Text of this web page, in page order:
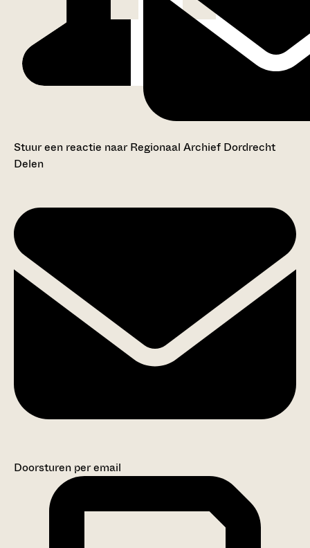
Stuur een reactie naar Regionaal Archief Dordrecht
Delen
Doorsturen per email